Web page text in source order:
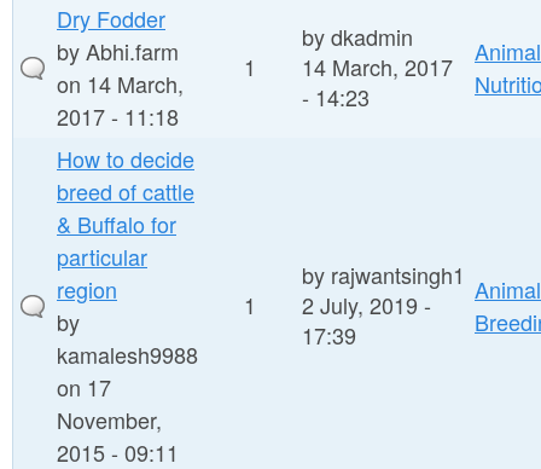
Dry Fodder
byAbhi.farm
on 14 March,
2017 - 11:18
1
bydkadmin
14 March, 2017
- 14:23
Animal
How to decide
breed of cattle
& Buffalo for
particular
region
by
kamalesh9988
on 17
November,
2015 - 09:11
1
by rajwantsingh1
2 July, 2019 -
17:39
Animal